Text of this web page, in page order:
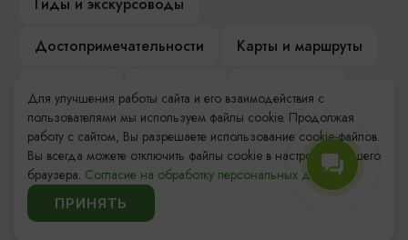
Достопримечательности
Карты и маршруты
Компас Балтийской кухни
Настоящий Калининградец
Музеи
Для улучшения работы сайта и его взаимодействия с
пользователями мы используем файлы cookie. Продолжая
работу с сайтом, Вы разрешаете использование cookie-файлов.
Вы всегда можете отключить файлы cookie в настройках Вашего
браузера. Согласие на обработку персональных данных.
ПРИНЯТЬ